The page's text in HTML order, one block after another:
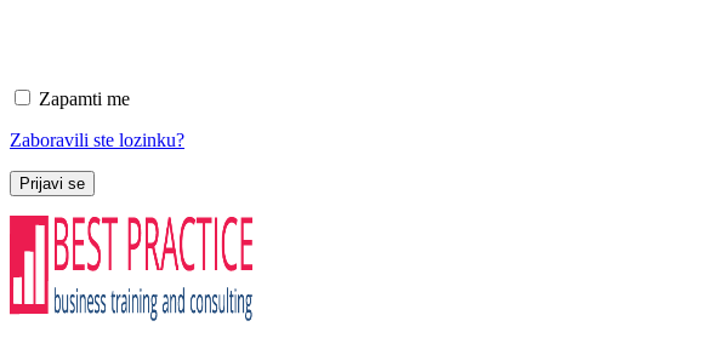
Zapamti me
Zaboravili ste lozinku?
Prijavi se